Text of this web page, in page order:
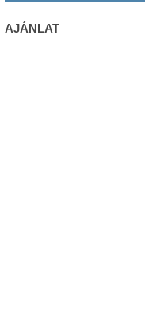
AJÁNLAT